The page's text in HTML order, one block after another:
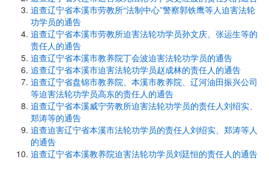
追查辽宁省本溪市劳教所“法制中心”警察郭铁鹰等人迫害法轮
功学员的通告
追查辽宁省本溪市劳教所迫害法轮功学员孙文庆、张运生等的
责任人的通告
追查辽宁省本溪市教养院丁会波迫害法轮功学员的通告
追查辽宁省本溪市迫害法轮功学员赵成林的责任人的通告
追查辽宁省盘锦市教养院、本溪市教养院、辽河油田振兴公司
等迫害法轮功学员高东的责任人的通告
追查辽宁省本溪威宁劳教所迫害法轮功学员的责任人刘绍实、
郑涛等的通告
追查迫害辽宁省本溪市法轮功学员的责任人刘绍实、郑涛等人
的通告
追查辽宁省本溪教养院迫害法轮功学员刘廷恒的责任人的通告